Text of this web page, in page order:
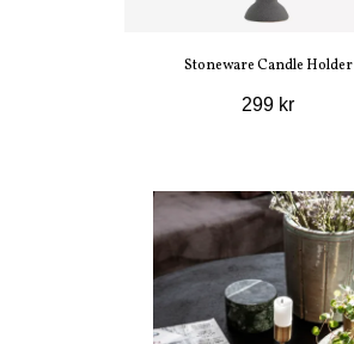
Stoneware Candle Holder
299 kr